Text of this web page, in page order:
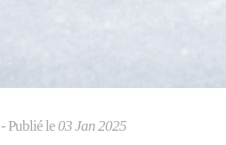
- Publié le03 Jan 2025